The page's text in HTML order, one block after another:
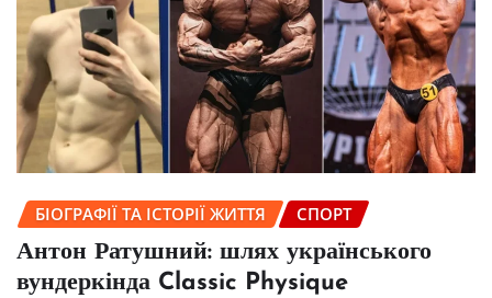
БІОГРАФІЇ ТА ІСТОРІЇ ЖИТТЯ СПОРТ
Антон Ратушний: шлях українського
вундеркінда Classic Physique